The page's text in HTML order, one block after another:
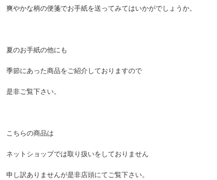
爽やかな柄の便箋でお手紙を送ってみてはいかがでしょうか。
夏のお手紙の他にも
季節にあった商品をご紹介しておりますので
是非ご覧下さい。
こちらの商品は
ネットショップでは取り扱いをしておりません
申し訳ありませんが是非店頭にてご覧下さい。